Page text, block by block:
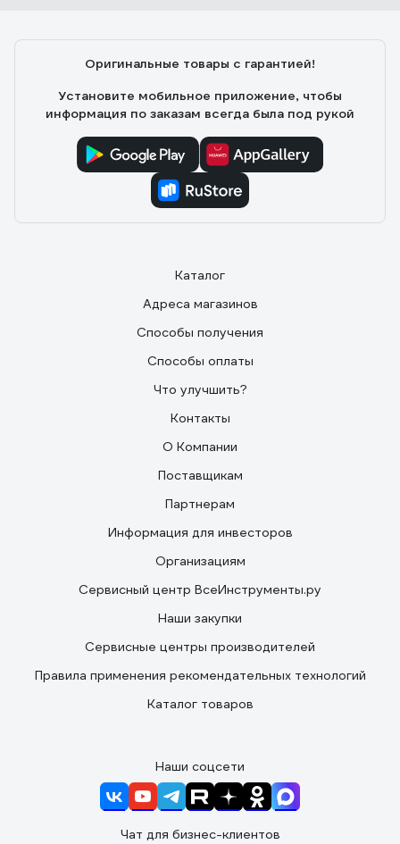
Оригинальные товары с гарантией!
Установите мобильное приложение, чтобы
информация по заказам всегда была под рукой
Каталог
Адреса магазинов
Способы получения
Способы оплаты
Что улучшить?
Контакты
О Компании
Поставщикам
Партнерам
Информация для инвесторов
Организациям
Сервисный центр ВсеИнструменты.ру
Наши закупки
Сервисные центры производителей
Правила применения рекомендательных технологий
Каталог товаров
Наши соцсети
Чат для бизнес-клиентов